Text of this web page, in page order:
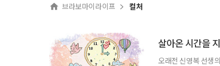
브라보마이라이프 컬처
살아온 시간을
오래전 신영복 선생